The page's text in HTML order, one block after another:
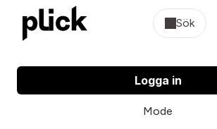
Sök
Logga in
Mode